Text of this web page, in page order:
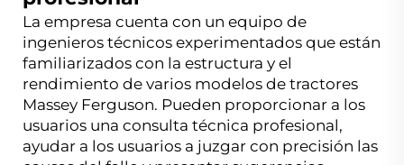
La empresa cuenta con un equipo de
ingenieros técnicos experimentados que están
familiarizados con la estructura y el
rendimiento de varios modelos de tractores
Massey Ferguson. Pueden proporcionar a los
usuarios una consulta técnica profesional,
ayudar a los usuarios a juzgar con precisión las